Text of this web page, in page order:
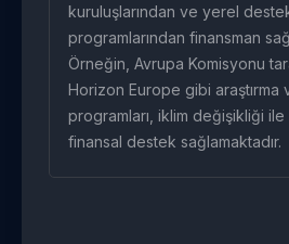
kuruluşlarından ve yerel
programlarından finansman
Örneğin, Avrupa Komisyonu
Horizon Europe gibi araştırma
programları, iklim değişikliği
finansal destek sağlamaktadır.